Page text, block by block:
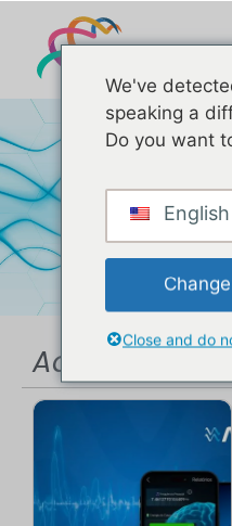
Aquera
We've
speaking a
Do you want
English
Close and do